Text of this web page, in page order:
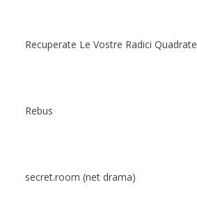
Recuperate Le Vostre Radici Quadrate
Rebus
secret.room (net drama)